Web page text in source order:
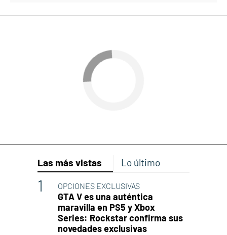
Las más vistas Lo último
OPCIONES EXCLUSIVAS
GTA V es una auténtica
maravilla en PS5 y Xbox
Series: Rockstar confirma sus
novedades exclusivas